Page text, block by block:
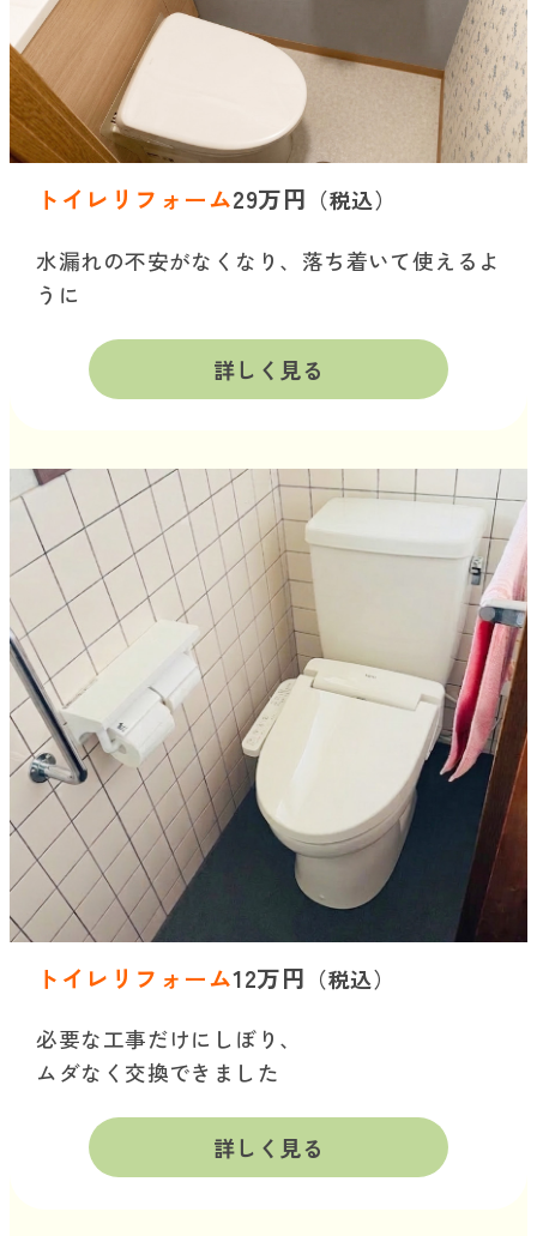
トイレリフォーム29万円 （税込）
水漏れの不安がなくなり、落ち着いて使えるよ
うに
詳しく見る
トイレリフォーム12万円 （税込）
必要な工事だけにしぼり、
ムダなく交換できました
詳しく見る